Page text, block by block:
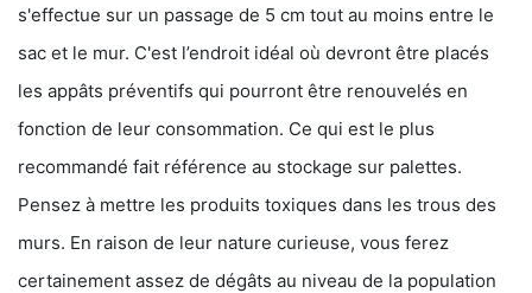
s'effectue sur un passage de 5 cm tout au moins entre le
sac et le mur. C'est l’endroit idéal où devront être placés
les appâts préventifs qui pourront être renouvelés en
fonction de leur consommation. Ce qui est le plus
recommandé fait référence au stockage sur palettes.
Pensez à mettre les produits toxiques dans les trous des
murs. En raison de leur nature curieuse, vous ferez
certainement assez de dégâts au niveau de la population